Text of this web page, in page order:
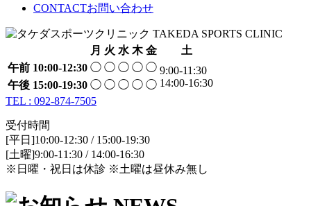
CONTACTお問い合わせ
月 火 水 木 金
土
午前 10:00-12:30 ◯ ◯ ◯ ◯ ◯ 9:00-11:30
14:00-16:30
午後 15:00-19:30 ◯ ◯ ◯ ◯ ◯
TEL : 092-874-7505
受付時間
[平日]10:00-12:30 / 15:00-19:30
[土曜]9:00-11:30 / 14:00-16:30
※日曜・祝日は休診 ※土曜は昼休み無し